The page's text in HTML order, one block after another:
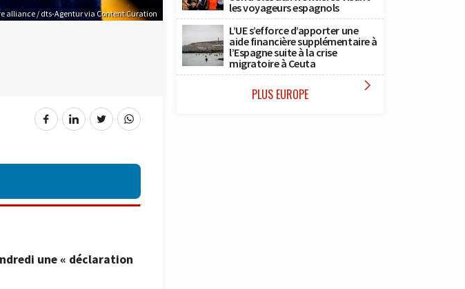
alliance / dts-Agentur via Content Curation
une « déclaration
les voyageurs espagnols
L’UE s’efforce d’apporter une
aide financière supplémentaire à
l’Espagne suite à la crise
migratoire à Ceuta
PLUS EUROPE 